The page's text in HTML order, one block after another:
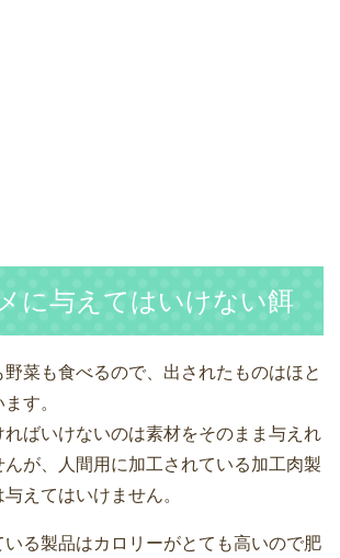
に与えてはいけない餌
野菜も食べるので、出されたものはほと
す。
ればいけないのは素材をそのまま与えれ
が、人間用に加工されている加工肉製
えてはいけません。
いる製品はカロリーがとても高いので肥